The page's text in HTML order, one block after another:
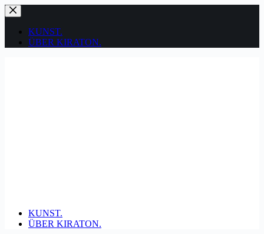
Zum
Inhalt
springenKUNST.
ÜBER KIRATON.
KUNST.
ÜBER KIRATON.